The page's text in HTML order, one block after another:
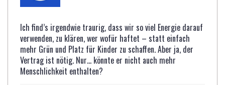
Ich find’s irgendwie traurig, dass wir so viel Energie darauf
verwenden, zu klären, wer wofür haftet – statt einfach
mehr Grün und Platz für Kinder zu schaffen. Aber ja, der
Vertrag ist nötig. Nur… könnte er nicht auch mehr
Menschlichkeit enthalten?